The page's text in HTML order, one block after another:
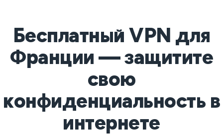
Бесплатный VPN для
Франции — защитите
свою
конфиденциальность в
интернете